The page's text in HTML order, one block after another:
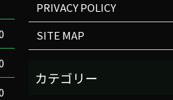
PRIVACY POLICY
SITE MAP